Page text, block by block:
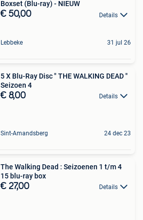
Boxset (Blu-ray) - NIEUW
€ 50,00 Details
Lebbeke 31 jul 26
5 X Blu-Ray Disc " THE WALKING DEAD "
Seizoen 4
€ 8,00 Details
Sint-Amandsberg 24 dec 23
The Walking Dead : Seizoenen 1 t/m 4
15 blu-ray box
€ 27,00 Details